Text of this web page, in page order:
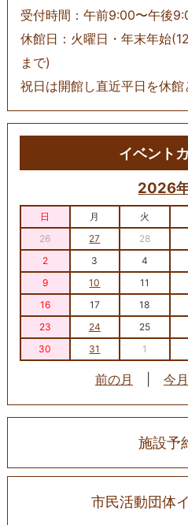
受付時間：午前9:00〜午後
休館日：火曜日・年末年始
まで)
祝日は開館し直近平日を休館
イベント
2026
日 月 火
26
27 28
2
3 4
9
10 11
16
17 18
23
24 25
30
31 1
前の月 今月
施設予
市民活動団体